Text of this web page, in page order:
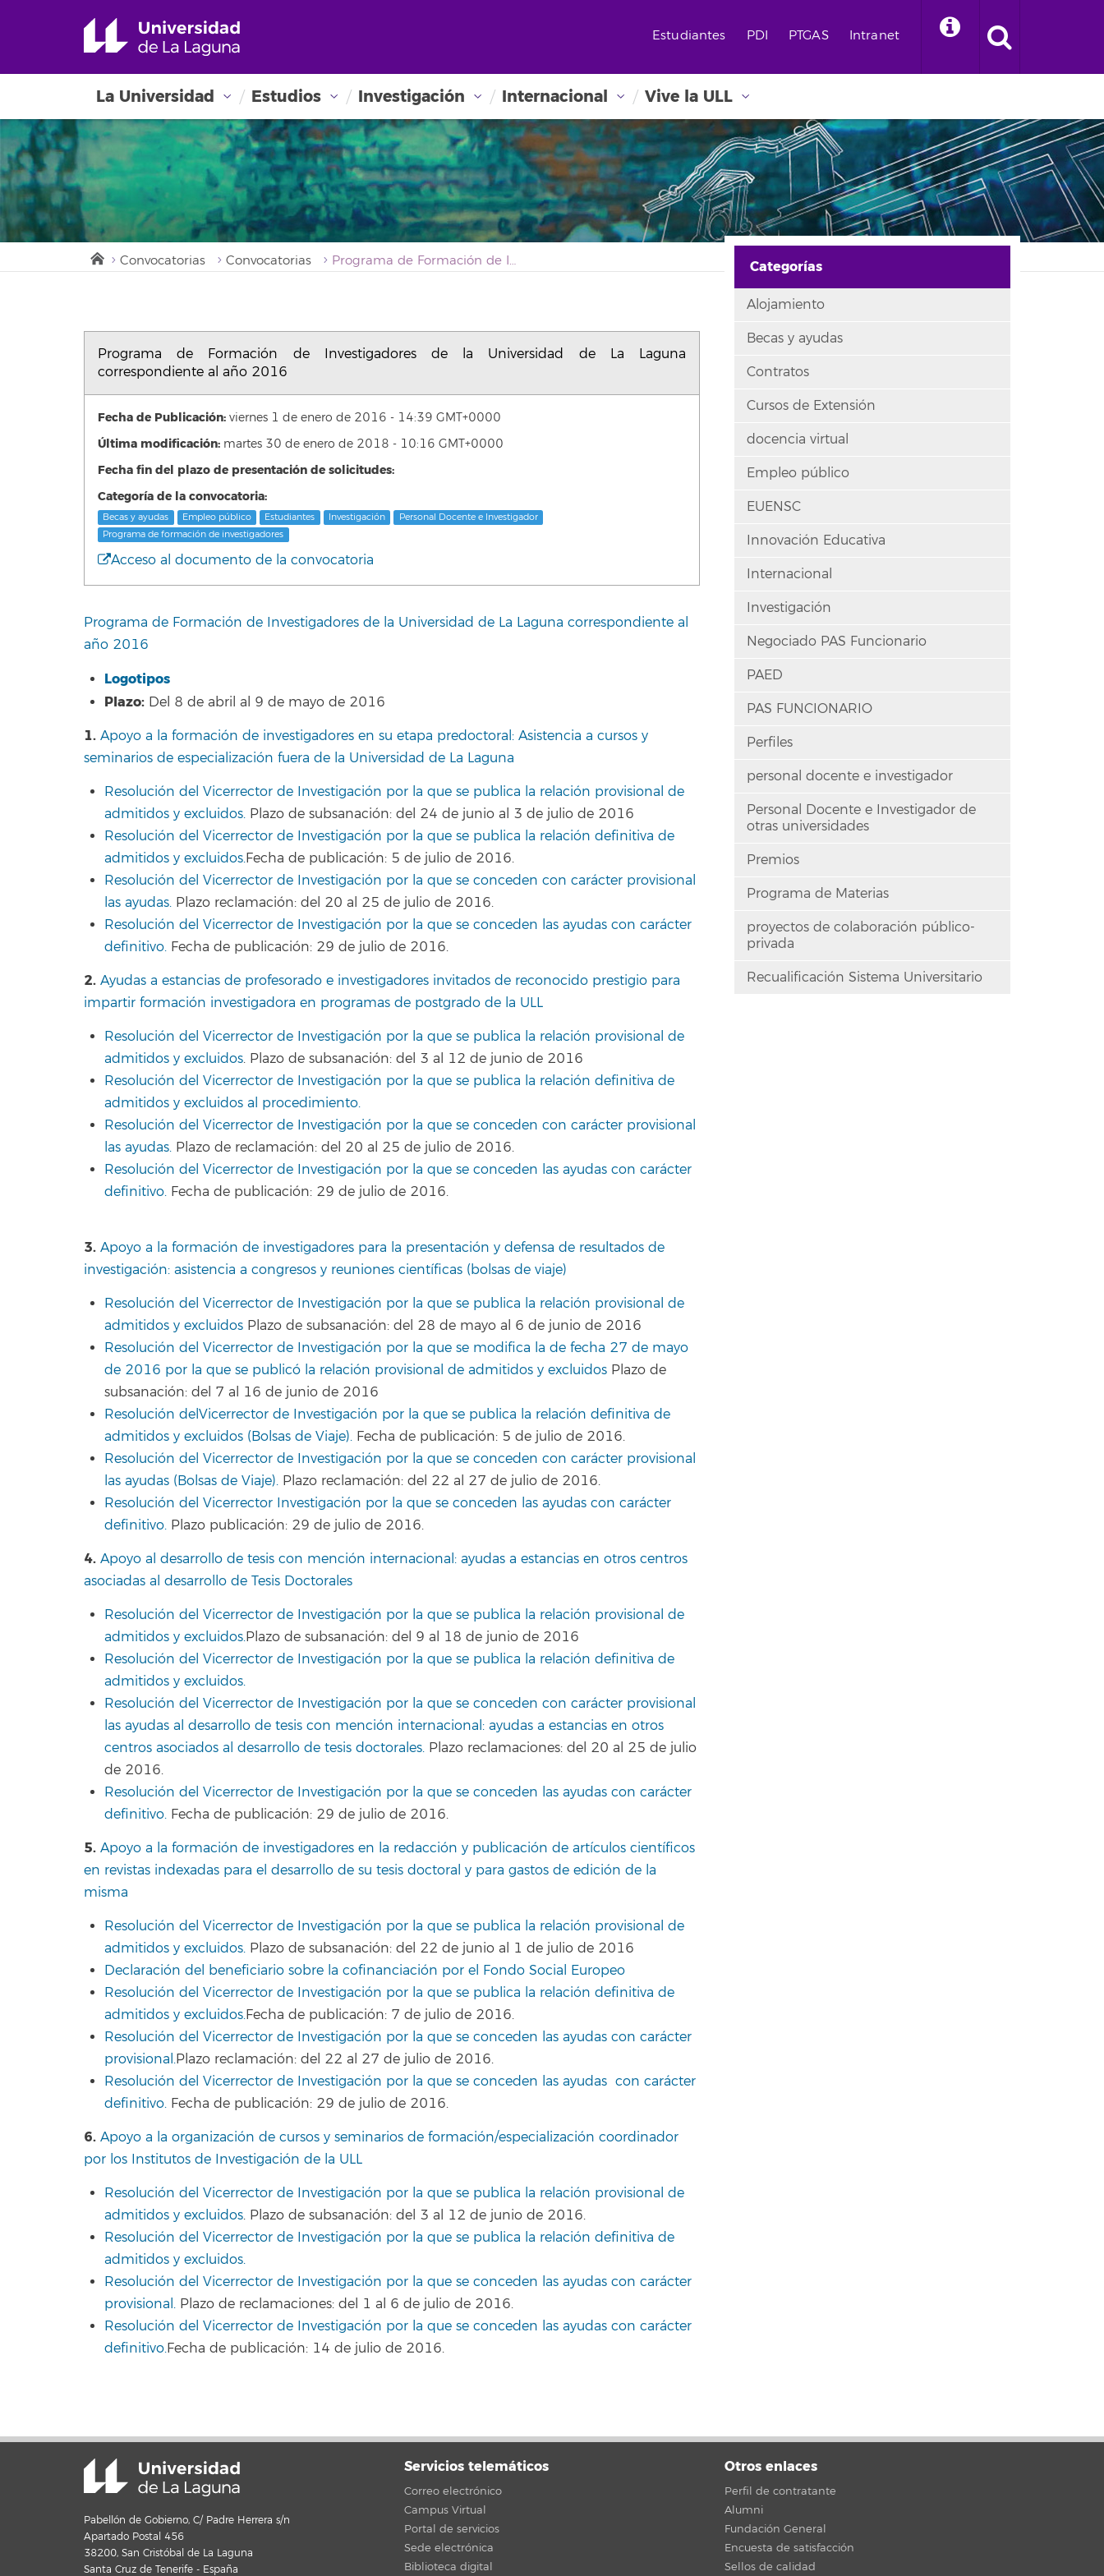
Estudiantes PDI PTGAS Intranet
La Universidad Estudios Investigación Internacional Vive la ULL
Convocatorias Convocatorias Programa de Formación de Investigadores de la Universidad de La Laguna correspondiente al año 2016
Programa de Formación de Investigadores de la Universidad de La Laguna
correspondiente al año 2016
Fecha de Publicación: viernes 1 de enero de 2016 - 14:39 GMT+0000
Última modificación: martes 30 de enero de 2018 - 10:16 GMT+0000
Fecha fin del plazo de presentación de solicitudes:
Categoría de la convocatoria:
Becas y ayudas Empleo público Estudiantes Investigación
Personal Docente e Investigador
Programa de formación de investigadores
Acceso al documento de la convocatoria
Programa de Formación de Investigadores de la Universidad de La Laguna correspondiente al
año 2016
Logotipos
Plazo: Del 8 de abril al 9 de mayo de 2016
1. Apoyo a la formación de investigadores en su etapa predoctoral: Asistencia a cursos y
seminarios de especialización fuera de la Universidad de La Laguna
Resolución del Vicerrector de Investigación por la que se publica la relación provisional de
admitidos y excluidos. Plazo de subsanación: del 24 de junio al 3 de julio de 2016
Resolución del Vicerrector de Investigación por la que se publica la relación definitiva de
admitidos y excluidos.Fecha de publicación: 5 de julio de 2016.
Resolución del Vicerrector de Investigación por la que se conceden con carácter provisional
las ayudas. Plazo reclamación: del 20 al 25 de julio de 2016.
Resolución del Vicerrector de Investigación por la que se conceden las ayudas con carácter
definitivo. Fecha de publicación: 29 de julio de 2016.
2. Ayudas a estancias de profesorado e investigadores invitados de reconocido prestigio para
impartir formación investigadora en programas de postgrado de la ULL
Resolución del Vicerrector de Investigación por la que se publica la relación provisional de
admitidos y excluidos. Plazo de subsanación: del 3 al 12 de junio de 2016
Resolución del Vicerrector de Investigación por la que se publica la relación definitiva de
admitidos y excluidos al procedimiento.
Resolución del Vicerrector de Investigación por la que se conceden con carácter provisional
las ayudas. Plazo de reclamación: del 20 al 25 de julio de 2016.
Resolución del Vicerrector de Investigación por la que se conceden las ayudas con carácter
definitivo. Fecha de publicación: 29 de julio de 2016.
3. Apoyo a la formación de investigadores para la presentación y defensa de resultados de
investigación: asistencia a congresos y reuniones científicas (bolsas de viaje)
Resolución del Vicerrector de Investigación por la que se publica la relación provisional de
admitidos y excluidos Plazo de subsanación: del 28 de mayo al 6 de junio de 2016
Resolución del Vicerrector de Investigación por la que se modifica la de fecha 27 de mayo
de 2016 por la que se publicó la relación provisional de admitidos y excluidos Plazo de
subsanación: del 7 al 16 de junio de 2016
Resolución delVicerrector de Investigación por la que se publica la relación definitiva de
admitidos y excluidos (Bolsas de Viaje). Fecha de publicación: 5 de julio de 2016.
Resolución del Vicerrector de Investigación por la que se conceden con carácter provisional
las ayudas (Bolsas de Viaje). Plazo reclamación: del 22 al 27 de julio de 2016.
Resolución del Vicerrector Investigación por la que se conceden las ayudas con carácter
definitivo. Plazo publicación: 29 de julio de 2016.
4. Apoyo al desarrollo de tesis con mención internacional: ayudas a estancias en otros centros
asociadas al desarrollo de Tesis Doctorales
Resolución del Vicerrector de Investigación por la que se publica la relación provisional de
admitidos y excluidos.Plazo de subsanación: del 9 al 18 de junio de 2016
Resolución del Vicerrector de Investigación por la que se publica la relación definitiva de
admitidos y excluidos.
Resolución del Vicerrector de Investigación por la que se conceden con carácter provisional
las ayudas al desarrollo de tesis con mención internacional: ayudas a estancias en otros
centros asociados al desarrollo de tesis doctorales. Plazo reclamaciones: del 20 al 25 de julio
de 2016.
Resolución del Vicerrector de Investigación por la que se conceden las ayudas con carácter
definitivo. Fecha de publicación: 29 de julio de 2016.
5. Apoyo a la formación de investigadores en la redacción y publicación de artículos científicos
en revistas indexadas para el desarrollo de su tesis doctoral y para gastos de edición de la
misma
Resolución del Vicerrector de Investigación por la que se publica la relación provisional de
admitidos y excluidos. Plazo de subsanación: del 22 de junio al 1 de julio de 2016
Declaración del beneficiario sobre la cofinanciación por el Fondo Social Europeo
Resolución del Vicerrector de Investigación por la que se publica la relación definitiva de
admitidos y excluidos.Fecha de publicación: 7 de julio de 2016.
Resolución del Vicerrector de Investigación por la que se conceden las ayudas con carácter
provisional.Plazo reclamación: del 22 al 27 de julio de 2016.
Resolución del Vicerrector de Investigación por la que se conceden las ayudas con carácter
definitivo. Fecha de publicación: 29 de julio de 2016.
6. Apoyo a la organización de cursos y seminarios de formación/especialización coordinador
por los Institutos de Investigación de la ULL
Resolución del Vicerrector de Investigación por la que se publica la relación provisional de
admitidos y excluidos. Plazo de subsanación: del 3 al 12 de junio de 2016.
Resolución del Vicerrector de Investigación por la que se publica la relación definitiva de
admitidos y excluidos.
Resolución del Vicerrector de Investigación por la que se conceden las ayudas con carácter
provisional. Plazo de reclamaciones: del 1 al 6 de julio de 2016.
Resolución del Vicerrector de Investigación por la que se conceden las ayudas con carácter
definitivo.Fecha de publicación: 14 de julio de 2016.
Categorías
Alojamiento
Becas y ayudas
Contratos
Cursos de Extensión
docencia virtual
Empleo público
EUENSC
Innovación Educativa
Internacional
Investigación
Negociado PAS Funcionario
PAED
PAS FUNCIONARIO
Perfiles
personal docente e investigador
Personal Docente e Investigador de
otras universidades
Premios
Programa de Materias
proyectos de colaboración público-
privada
Recualificación Sistema Universitario
Pabellón de Gobierno, C/ Padre Herrera s/n
Apartado Postal 456
38200, San Cristóbal de La Laguna
Santa Cruz de Tenerife - España
Servicios telemáticos
Correo electrónico
Campus Virtual
Portal de servicios
Sede electrónica
Biblioteca digital
Otros enlaces
Perfil de contratante
Alumni
Fundación General
Encuesta de satisfacción
Sellos de calidad